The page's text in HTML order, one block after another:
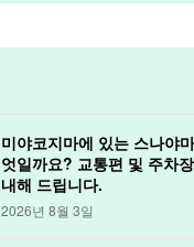
미야코지마에 있는 스나야
엇일까요? 교통편 및 주차
내해 드립니다.
2026년 8월 3일